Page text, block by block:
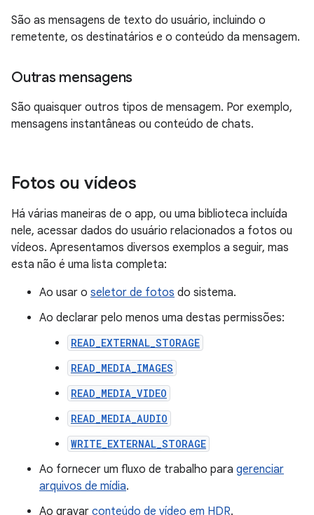
São as mensagens de texto do usuário, incluindo o
remetente, os destinatários e o conteúdo da mensagem.
Outras mensagens
São quaisquer outros tipos de mensagem. Por exemplo,
mensagens instantâneas ou conteúdo de chats.
Fotos ou vídeos
Há várias maneiras de o app, ou uma biblioteca incluída
nele, acessar dados do usuário relacionados a fotos ou
vídeos. Apresentamos diversos exemplos a seguir, mas
esta não é uma lista completa:
Ao usar o seletor de fotos do sistema.
Ao declarar pelo menos uma destas permissões:
READ_EXTERNAL_STORAGE
READ_MEDIA_IMAGES
READ_MEDIA_VIDEO
READ_MEDIA_AUDIO
WRITE_EXTERNAL_STORAGE
Ao fornecer um fluxo de trabalho para gerenciar
arquivos de mídia.
Ao gravar conteúdo de vídeo em HDR.